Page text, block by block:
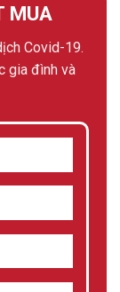
MUA
Covid-19.
gia đình và